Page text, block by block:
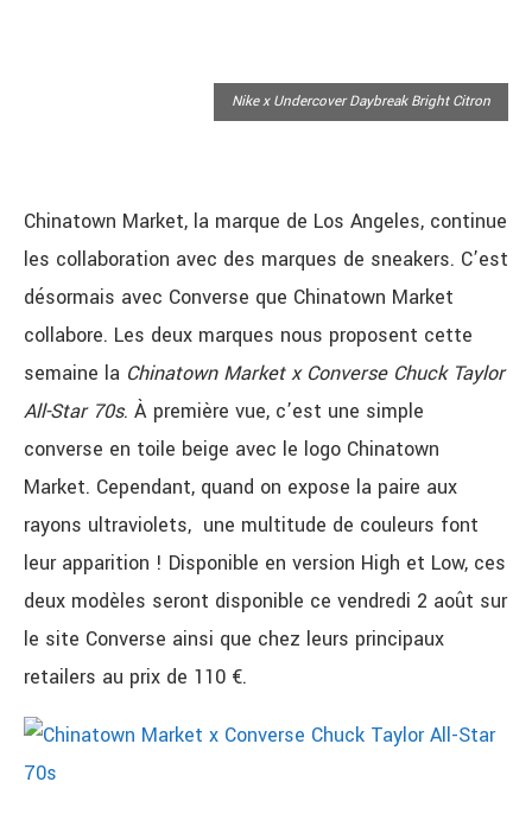
Nike x Undercover Daybreak Bright Citron
Chinatown Market, la marque de Los Angeles, continue
les collaboration avec des marques de sneakers. C’est
désormais avec Converse que Chinatown Market
collabore. Les deux marques nous proposent cette
semaine la Chinatown Market x Converse Chuck Taylor
All-Star 70s. À première vue, c’est une simple
converse en toile beige avec le logo Chinatown
Market. Cependant, quand on expose la paire aux
rayons ultraviolets, une multitude de couleurs font
leur apparition ! Disponible en version High et Low, ces
deux modèles seront disponible ce vendredi 2 août sur
le site Converse ainsi que chez leurs principaux
retailers au prix de 110 €.